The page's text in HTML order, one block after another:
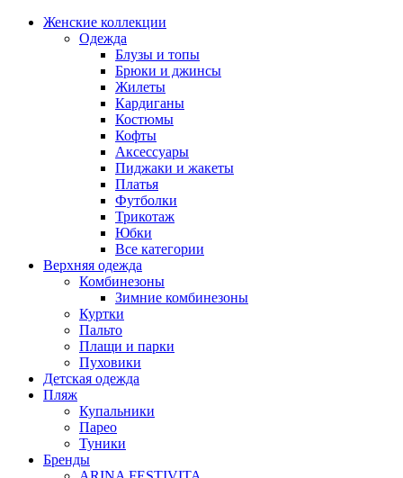
Женские коллекции
Одежда
Блузы и топы
Брюки и джинсы
Жилеты
Кардиганы
Костюмы
Кофты
Аксессуары
Пиджаки и жакеты
Платья
Футболки
Трикотаж
Юбки
Все категории
Верхняя одежда
Комбинезоны
Зимние комбинезоны
Куртки
Пальто
Плащи и парки
Пуховики
Детская одежда
Пляж
Купальники
Парео
Туники
Бренды